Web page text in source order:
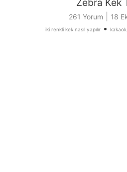
Zebra Kek
261 Yorum 18
iki renkli kek nasıl yapılır •